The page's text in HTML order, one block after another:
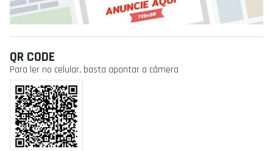
QR CODE
Para ler no celular, basta apontar a câmera